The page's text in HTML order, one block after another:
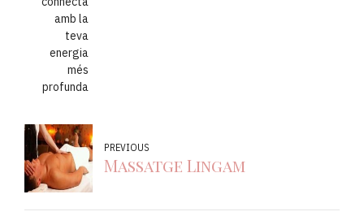
amb la
teva
energia
més
profunda
PREVIOUS
Massatge Lingam